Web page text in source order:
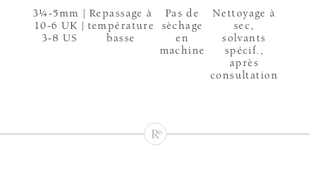
3¼-5mm |
10-6 UK |
3-8 US
Repassage à
température
basse
Pas de
sèchage
en
machine
Nettoyage à
sec,
solvants
spécif.,
après
consultation